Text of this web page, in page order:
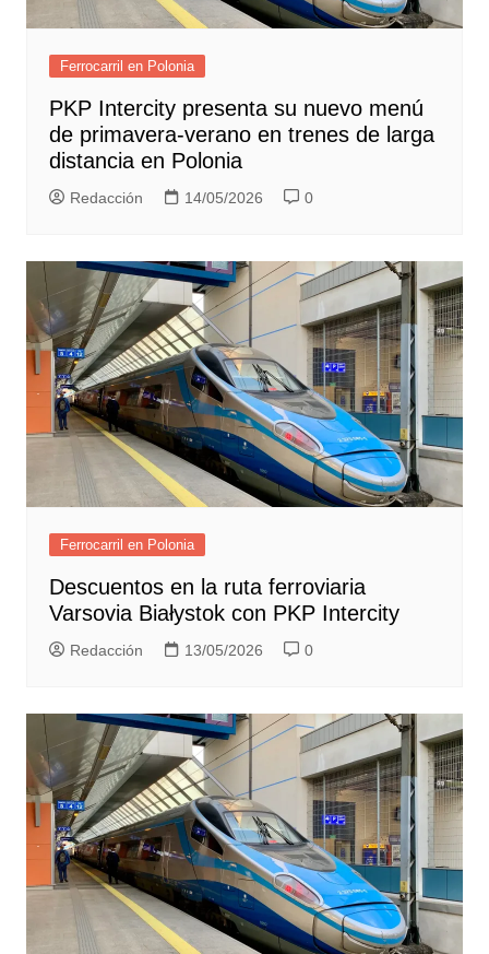
Ferrocarril en Polonia
PKP Intercity presenta su nuevo menú
de primavera-verano en trenes de larga
distancia en Polonia
Redacción 14/05/2026 0
Ferrocarril en Polonia
Descuentos en la ruta ferroviaria
Varsovia Białystok con PKP Intercity
Redacción 13/05/2026 0